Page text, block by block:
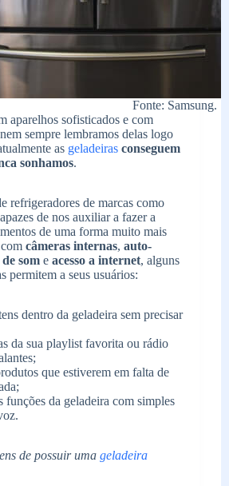
Fonte: Samsung.
aparelhos sofisticados e com
sempre lembramos delas logo
as geladeiras conseguem
sonhamos.
refrigeradores de marcas como
de nos auxiliar a fazer a
de uma forma muito mais
câmeras internas, auto-
som e acesso a internet, alguns
permitem a seus usuários:
dentro da geladeira sem precisar
da sua playlist favorita ou rádio
que estiverem em falta de
funções da geladeira com simples
de possuir uma geladeira